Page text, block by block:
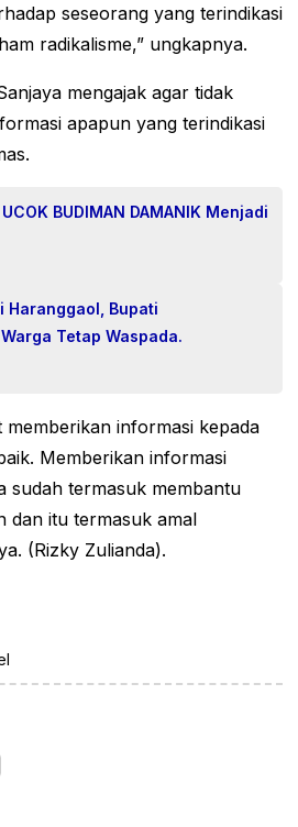
seseorang yang terindikasi
radikalisme,” ungkapnya.
mengajak agar tidak
apapun yang terindikasi
BUDIMAN DAMANIK Menjadi
Haranggaol, Bupati
Tetap Waspada.
memberikan informasi kepada
Memberikan informasi
sudah termasuk membantu
dan itu termasuk amal
(Rizky Zulianda).